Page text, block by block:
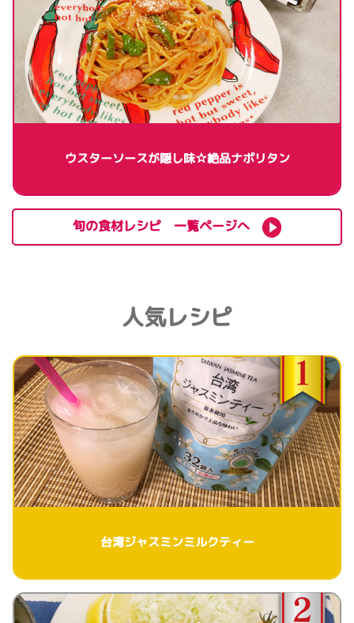
ウスターソースが隠し味☆絶品ナポリタン
旬の食材レシピ 一覧ページへ
人気レシピ
台湾ジャスミンミルクティー